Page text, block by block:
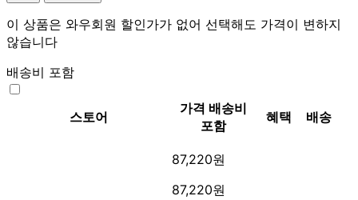
이 상품은 와우회원 할인가가 없어 선택해도 가격이 변하지
않습니다
배송비 포함
스토어
가격 배송비
포함
혜택 배송
87,220원
87,220원